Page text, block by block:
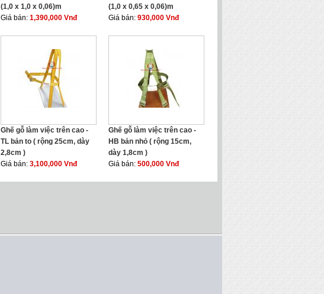
(1,0 x 1,0 x 0,06)m
Giá bán: 1,390,000 Vnđ
(1,0 x 0,65 x 0,06)m
Giá bán: 930,000 Vnđ
Ghế gỗ làm việc trên cao -
TL bản to ( rộng 25cm, dày
2,8cm )
Giá bán: 3,100,000 Vnđ
Ghế gỗ làm việc trên cao -
HB bản nhỏ ( rộng 15cm,
dày 1,8cm )
Giá bán: 500,000 Vnđ